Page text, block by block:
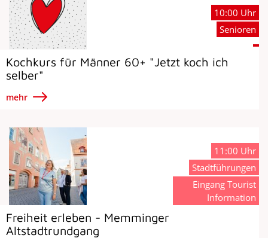
Kochkurs für Männer 60+ "Jetzt koch ich
selber"
mehr
10:00 Uhr
Senioren
Freiheit erleben - Memminger
Altstadtrundgang
11:00 Uhr
Stadtführungen
Eingang Tourist
Information